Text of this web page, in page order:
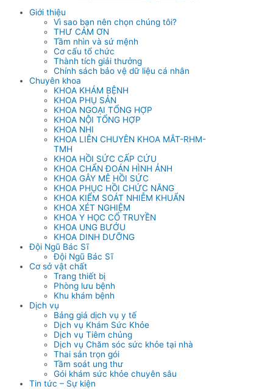
Giới thiệu
Vì sao bạn nên chọn chúng tôi?
THƯ CẢM ƠN
Tầm nhìn và sứ mệnh
Cơ cấu tổ chức
Thành tích giải thưởng
Chính sách bảo vệ dữ liệu cá nhân
Chuyên khoa
KHOA KHÁM BỆNH
KHOA PHỤ SẢN
KHOA NGOẠI TỔNG HỢP
KHOA NỘI TỔNG HỢP
KHOA NHI
KHOA LIÊN CHUYÊN KHOA MẮT-RHM-
TMH
KHOA HỒI SỨC CẤP CỨU
KHOA CHẨN ĐOÁN HÌNH ẢNH
KHOA GÂY MÊ HỒI SỨC
KHOA PHỤC HỒI CHỨC NĂNG
KHOA KIỂM SOÁT NHIỄM KHUẨN
KHOA XÉT NGHIỆM
KHOA Y HỌC CỔ TRUYỀN
KHOA UNG BƯỚU
KHOA DINH DƯỠNG
Đội Ngũ Bác Sĩ
Đội Ngũ Bác Sĩ
Cơ sở vật chất
Trang thiết bị
Phòng lưu bệnh
Khu khám bệnh
Dịch vụ
Bảng giá dịch vụ y tế
Dịch vụ Khám Sức Khỏe
Dịch vụ Tiêm chủng
Dịch vụ Chăm sóc sức khỏe tại nhà
Thai sản trọn gói
Tầm soát ung thư
Gói khám sức khỏe chuyên sâu
Tin tức – Sự kiện